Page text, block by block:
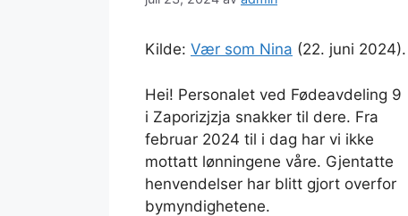
Kilde: Vær som Nina (22. juni
Hei! Personalet ved Fødeavdeling 9
i Zaporizjzja snakker til dere. Fra
februar 2024 til i dag har vi ikke
mottatt lønningene våre. Gjentatte
henvendelser har blitt gjort overfor
bymyndighetene.